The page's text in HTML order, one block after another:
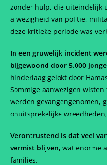
zonder hulp, die uiteindelijk
afwezigheid van politie,
deze kritieke periode was
In een gruwelijk incident
bijgewoond door 5.000
hinderlaag gelokt door
Sommige aanwezigen
werden gevangengenomen,
onuitsprekelijke
Verontrustend is dat veel
vermist blijven, wat enorme
families.